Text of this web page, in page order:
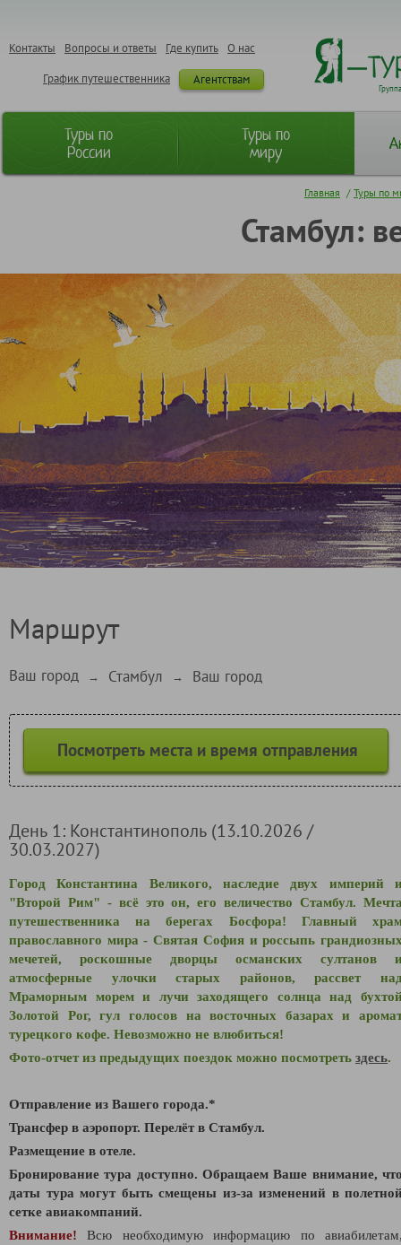
О нас
Где купить
Вопросы и ответы
Контакты
Агентствам
График путешественника
Туры по
России
Туры по
миру
Главная / Туры по
Стамбул:
Маршрут
Ваш город → Стамбул → Ваш город
Посмотреть места и время отправления
День 1: Константинополь (13.10.2026 /
30.03.2027)
Город Константина Великого, наследие двух империй
"Второй Рим" - всё это он, его величество Стамбул.
путешественника на берегах Босфора! Главный
православного мира - Святая София и россыпь
мечетей, роскошные дворцы османских султанов
атмосферные улочки старых районов, рассвет
Мраморным морем и лучи заходящего солнца над
Золотой Рог, гул голосов на восточных базарах и
турецкого кофе. Невозможно не влюбиться!
Фото-отчет из предыдущих поездок можно посмотреть здесь.
Отправление из Вашего города.*
Трансфер в аэропорт. Перелёт в Стамбул.
Размещение в отеле.
Бронирование тура доступно. Обращаем Ваше внимание,
даты тура могут быть смещены из-за изменений в
сетке авиакомпаний.
Внимание!
Всю необходимую информацию по